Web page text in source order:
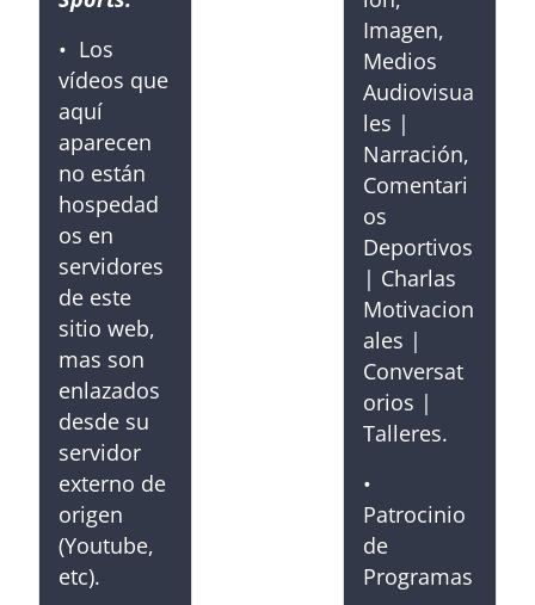
• Los
vídeos que
aquí
aparecen
no están
hospedad
os en
servidores
de este
sitio web,
mas son
enlazados
desde su
servidor
externo de
origen
(Youtube,
etc).
Imagen,
Medios
Audiovisua
les |
Narración,
Comentari
os
Deportivos
| Charlas
Motivacion
ales |
Conversat
orios |
Talleres.
•
Patrocinio
de
Programas